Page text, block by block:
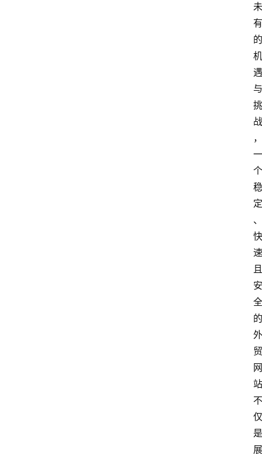
未
有
的
机
遇
与
挑
战
，
一
个
稳
定
、
快
速
且
安
全
的
外
贸
网
站
不
仅
是
展